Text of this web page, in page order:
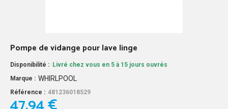
Pompe de vidange pour lave linge
Disponibilité :
Livré chez vous en 5 à 15 jours ouvrés
Marque : WHIRLPOOL
Référence : 481236018529